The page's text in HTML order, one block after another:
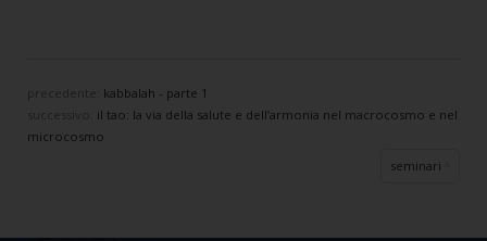
precedente: kabbalah - parte 1
il tao: la via della salute e dell’armonia nel macrocosmo e nel
microcosmo
seminari